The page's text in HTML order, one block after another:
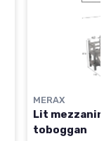
MERAX
Lit
toboggan